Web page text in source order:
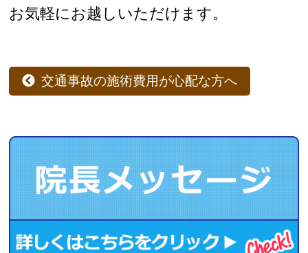
お気軽にお越しいただけます。
交通事故の施術費用が心配な方へ